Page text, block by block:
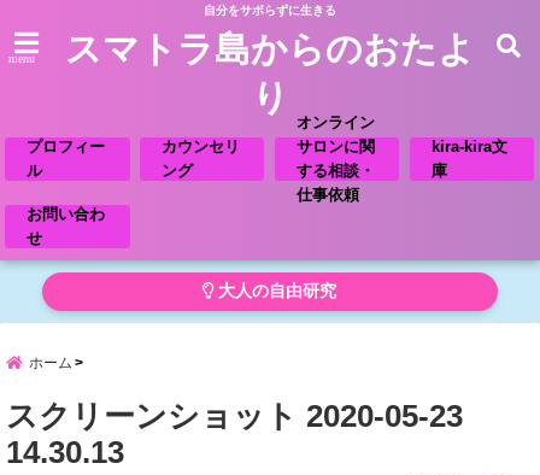
自分をサボらずに生きる
menu
スマトラ島からのおたよ
り
プロフィー
ル
カウンセリ
ング
オンライン
サロンに関
する相談・
仕事依頼
kira-kira文
庫
お問い合わ
せ
大人の自由研究
ホーム
スクリーンショット 2020-05-23
14.30.13